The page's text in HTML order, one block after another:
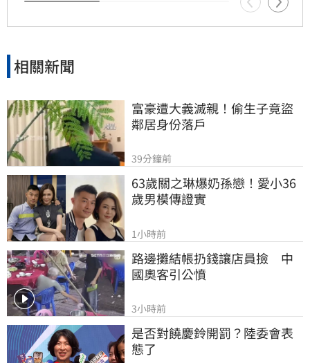
相關新聞
富豪遭大義滅親！偷生子竟盜
鄰居身份落戶
39分鐘前
63歲關之琳爆奶孫戀！愛小36
歲男模傳證實
1小時前
路邊攤結帳扔錢讓店員撿　中
國奧客引公憤
3小時前
是否對饒慶鈴開罰？陸委會表
態了